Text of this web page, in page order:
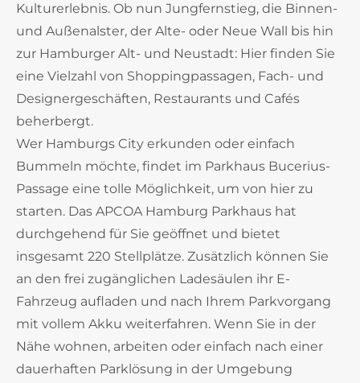
Kulturerlebnis. Ob nun Jungfernstieg, die Binnen-
und Außenalster, der Alte- oder Neue Wall bis hin
zur Hamburger Alt- und Neustadt: Hier finden Sie
eine Vielzahl von Shoppingpassagen, Fach- und
Designergeschäften, Restaurants und Cafés
beherbergt.
Wer Hamburgs City erkunden oder einfach
Bummeln möchte, findet im Parkhaus Bucerius-
Passage eine tolle Möglichkeit, um von hier zu
starten. Das APCOA Hamburg Parkhaus hat
durchgehend für Sie geöffnet und bietet
insgesamt 220 Stellplätze. Zusätzlich können Sie
an den frei zugänglichen Ladesäulen ihr E-
Fahrzeug aufladen und nach Ihrem Parkvorgang
mit vollem Akku weiterfahren. Wenn Sie in der
Nähe wohnen, arbeiten oder einfach nach einer
dauerhaften Parklösung in der Umgebung